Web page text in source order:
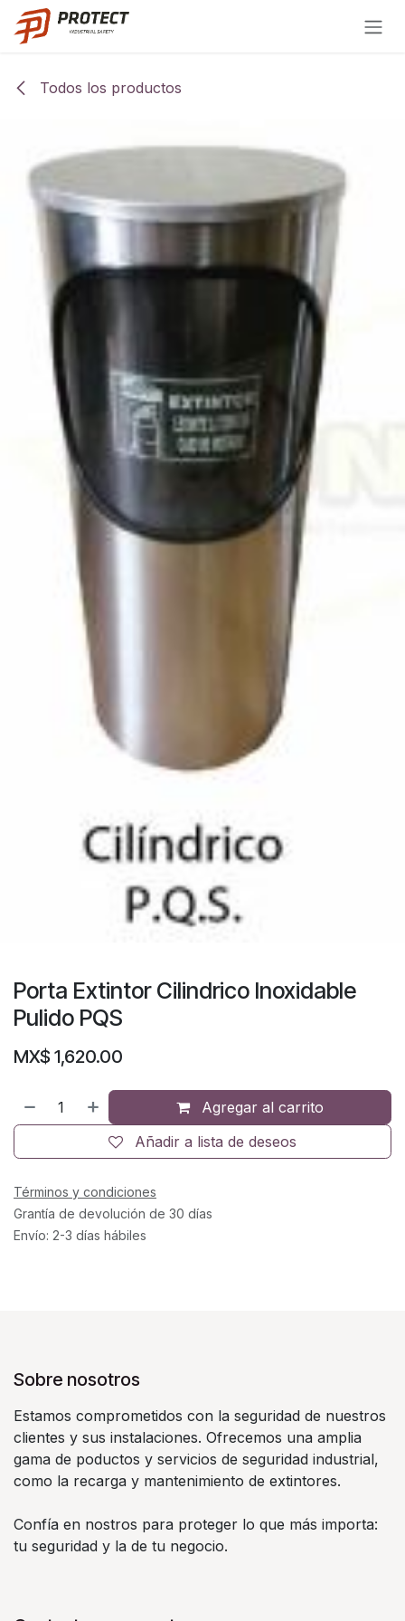
Ir al contenido
Todos los productos
Porta Extintor Cilindrico Inoxidable
Pulido PQS
MX$ 1,620.00
Agregar al carrito
Añadir a lista de deseos
Términos y condiciones
Grantía de devolución de 30 días
Envío: 2-3 días hábiles
Sobre nosotros
Estamos comprometidos con la seguridad de nuestros
clientes y sus instalaciones. Ofrecemos una amplia
gama de poductos y servicios de seguridad industrial,
como la recarga y mantenimiento de extintores.
Confía en nostros para proteger lo que más importa:
tu seguridad y la de tu negocio.